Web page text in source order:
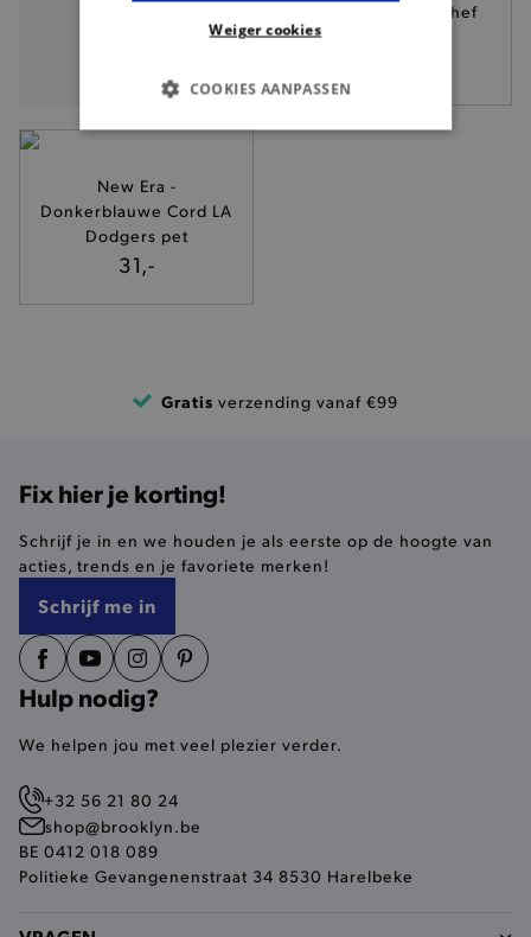
Donkerblauwe Chef
New Era -
Donkerblauwe Cord LA
Dodgers pet
31,-
Gratis verzending vanaf €99
Fix hier je korting!
Schrijf je in en we houden je als eerste op de hoogte van
acties, trends en je favoriete merken!
Schrijf me in
Hulp nodig?
We helpen jou met veel plezier verder.
+32 56 21 80 24
shop@brooklyn.be
BE 0412 018 089
Politieke Gevangenenstraat 34 8530 Harelbeke
Weiger cookies
COOKIES AANPASSEN
BASIS COOKIES
ANALYTISCHE
TARGETING
FUNCTIONALITEIT
De strikt noodzakelijke cookies verbeteren jouw
site op een correcte manier wordt verorberd. De
analytische en functionele cookies vullen hun
buikjes algemene bezoekersinformatie, maar
product-added-modal
pickupStoreVal